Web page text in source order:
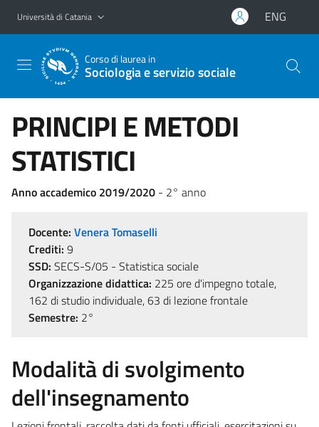
Vai al contenuto principale
Vai al menu di navigazione
Università di Catania ENG
Corso di laurea in
Sociologia e servizio sociale
PRINCIPI E METODI
STATISTICI
Anno accademico 2019/2020 - 2° anno
Docente: Venera Tomaselli
Crediti: 9
SSD: SECS-S/05 - Statistica sociale
Organizzazione didattica: 225 ore d'impegno totale,
162 di studio individuale, 63 di lezione frontale
Semestre: 2°
Modalità di svolgimento
dell'insegnamento